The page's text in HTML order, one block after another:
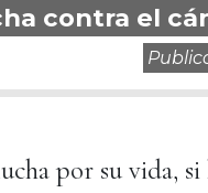
contra el
por su vida,